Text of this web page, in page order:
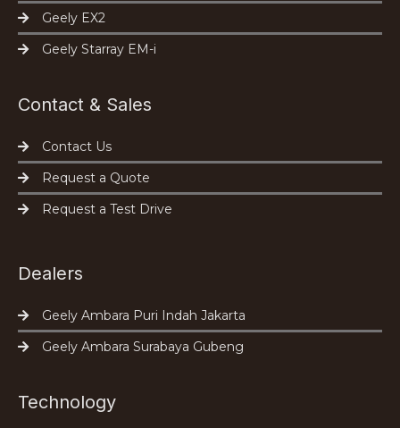
Geely EX2
Geely Starray EM-i
Contact & Sales
Contact Us
Request a Quote
Request a Test Drive
Dealers
Geely Ambara Puri Indah Jakarta
Geely Ambara Surabaya Gubeng
Technology